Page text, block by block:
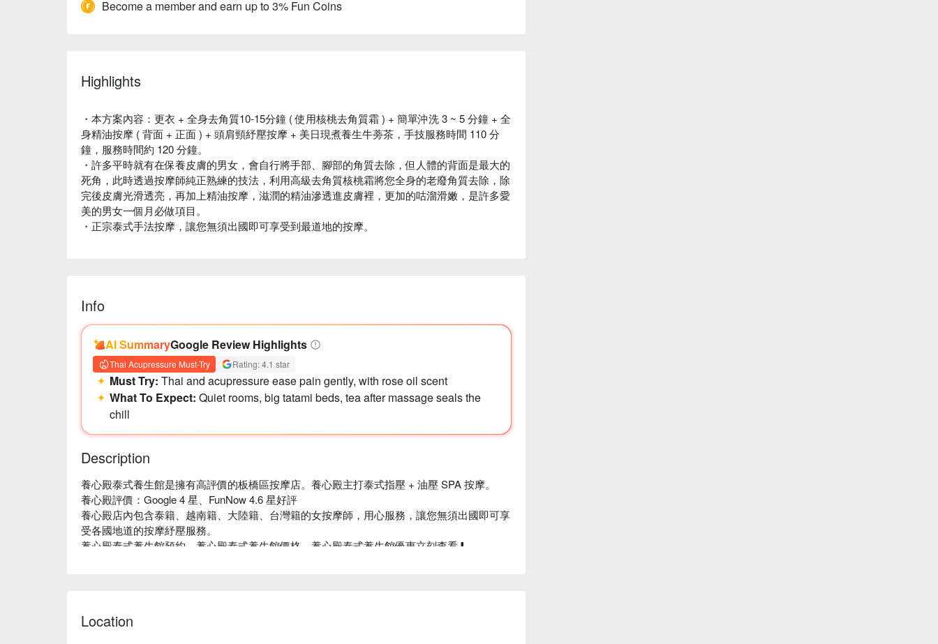
Become a member and earn up to 3% Fun Coins
Highlights
・本方案內容：更衣 + 全身去角質10-15分鐘 ( 使用核桃去角質霜 ) + 簡單沖洗 3 ~ 5 分鐘 + 全
身精油按摩 ( 背面 + 正面 ) + 頭肩頸紓壓按摩 + 美日現煮養生牛蒡茶，手技服務時間 110 分
鐘，服務時間約 120 分鐘。
・許多平時就有在保養皮膚的男女，會自行將手部、腳部的角質去除，但人體的背面是最大的
死角，此時透過按摩師純正熟練的技法，利用高級去角質核桃霜將您全身的老廢角質去除，除
完後皮膚光滑透亮，再加上精油按摩，滋潤的精油滲透進皮膚裡，更加的咕溜滑嫩，是許多愛
美的男女一個月必做項目。
・正宗泰式手法按摩，讓您無須出國即可享受到最道地的按摩。
Info
AI SummaryGoogle Review Highlights
Thai Acupressure Must-Try Rating: 4.1 star
Must Try: Thai and acupressure ease pain gently, with rose oil scent
What To Expect: Quiet rooms, big tatami beds, tea after massage seals the
chill
Description
養心殿泰式養生館是擁有高評價的板橋區按摩店。養心殿主打泰式指壓 + 油壓 SPA 按摩。
養心殿評價：Google 4 星、FunNow 4.6 星好評
養心殿店內包含泰籍、越南籍、大陸籍、台灣籍的女按摩師，用心服務，讓您無須出國即可享
受各國地道的按摩紓壓服務。
養心殿泰式養生館預約、養心殿泰式養生館價格、養心殿泰式養生館優惠立刻查看⬇︎
Location